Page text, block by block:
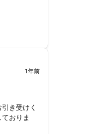
1年前
き受けく
おりま